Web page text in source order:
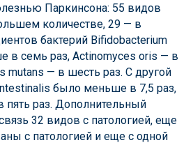
Паркинсона: 55 видов
количестве, 29 — в
бактерий Bifidobacterium
в семь раз, Actinomyces oris — в
mutans — в шесть раз. С другой
было меньше в 7,5 раз,
пять раз. Дополнительный
32 видов с патологией, еще
с патологией и еще с одной